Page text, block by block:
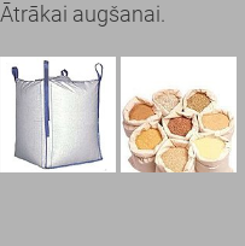
Ātrākai augšanai.